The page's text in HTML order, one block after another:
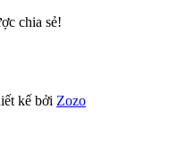
chia sẻ!
kế bởi Zozo